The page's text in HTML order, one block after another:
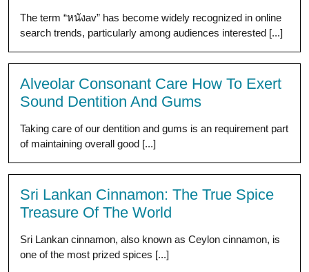
The term “หนังav” has become widely recognized in online
search trends, particularly among audiences interested [...]
Alveolar Consonant Care How To Exert
Sound Dentition And Gums
Taking care of our dentition and gums is an requirement part
of maintaining overall good [...]
Sri Lankan Cinnamon: The True Spice
Treasure Of The World
Sri Lankan cinnamon, also known as Ceylon cinnamon, is
one of the most prized spices [...]